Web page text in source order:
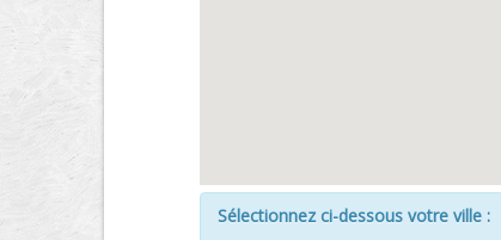
Sélectionnez ci-dessous votre ville :